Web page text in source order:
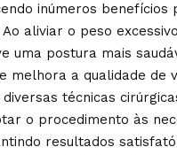
inúmeros benefícios
aliviar o peso
uma postura mais
melhora a qualidade de
técnicas
o procedimento às
resultados